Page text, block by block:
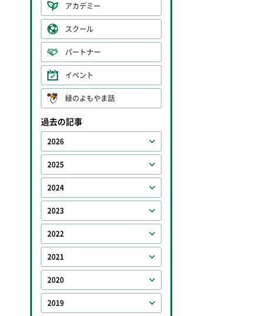
アカデミー
スクール
パートナー
イベント
緑のよもやま話
過去の記事
2026
2025
2024
2023
2022
2021
2020
2019